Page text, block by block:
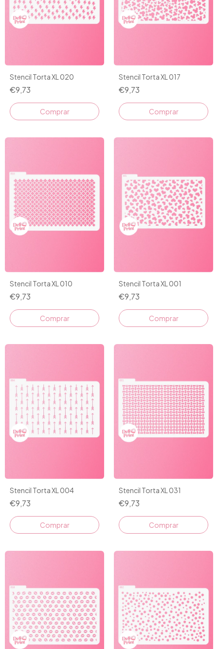
Stencil Torta XL 020
€9,73
Stencil Torta XL 017
€9,73
Stencil Torta XL 010
€9,73
Stencil Torta XL 001
€9,73
Stencil Torta XL 004
€9,73
Stencil Torta XL 031
€9,73